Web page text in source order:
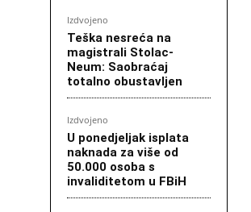
Izdvojeno
Teška nesreća na
magistrali Stolac-
Neum: Saobraćaj
totalno obustavljen
Izdvojeno
U ponedjeljak isplata
naknada za više od
50.000 osoba s
invaliditetom u FBiH